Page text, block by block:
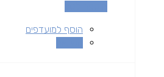
הוסף למועדפים